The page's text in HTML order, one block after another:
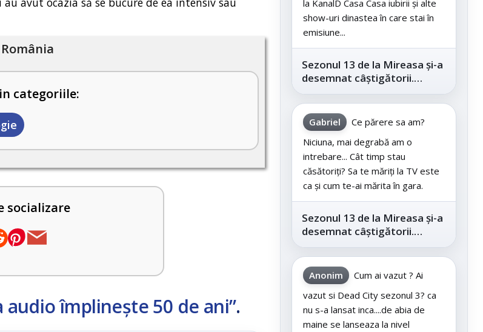
categoriile:
socializare
audio împlinește 50 de ani”.
la KanalD Casa Casa iubirii și alte
show-uri dinastea în care stai în
emisiune...
Sezonul 13 de la Mireasa și-a
desemnat câștigătorii.
Telespectatorii au decis care
este...
Gabriel
Ce părere sa am?
Niciuna, mai degrabă am o
intrebare... Cât timp stau
căsătoriți? Sa te măriți la TV este
ca și cum te-ai mărita în gara.
Sezonul 13 de la Mireasa și-a
desemnat câștigătorii.
Telespectatorii au decis care
este...
Anonim
Cum ai vazut ? Ai
vazut si Dead City sezonul 3? ca
nu s-a lansat inca....de abia de
maine se lanseaza la nivel